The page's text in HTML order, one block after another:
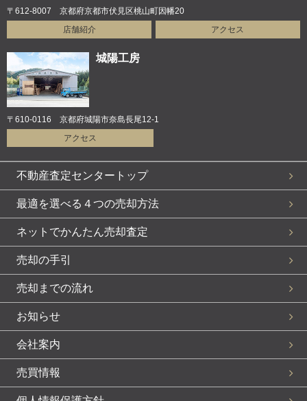
〒612-8007 京都府京都市伏見区桃山町因幡20
店舗紹介
アクセス
城陽工房
〒610-0116 京都府城陽市奈島長尾12-1
アクセス
不動産査定センタートップ
最適を選べる４つの売却方法
ネットでかんたん売却査定
売却の手引
売却までの流れ
お知らせ
会社案内
売買情報